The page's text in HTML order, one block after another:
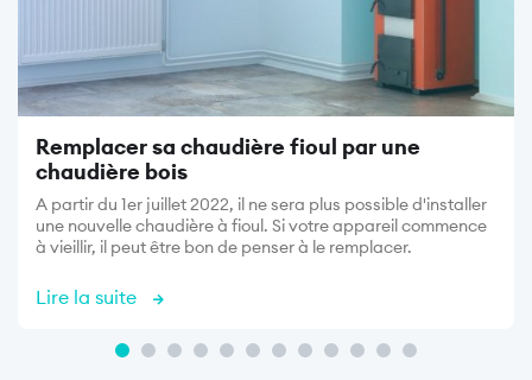
Remplacer sa chaudière fioul par une
chaudière bois
A partir du 1er juillet 2022, il ne sera plus possible d'installer
une nouvelle chaudière à fioul. Si votre appareil commence
à vieillir, il peut être bon de penser à le remplacer.
Lire la suite